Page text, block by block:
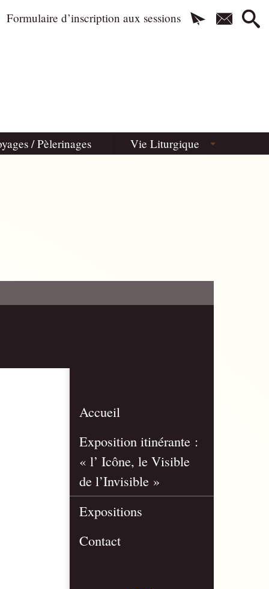
Formulaire d’inscription aux sessions
/ Pèlerinages Vie Liturgique
Accueil
Exposition itinérante :
« l’ Icône, le Visible
de l’Invisible »
Expositions
Contact